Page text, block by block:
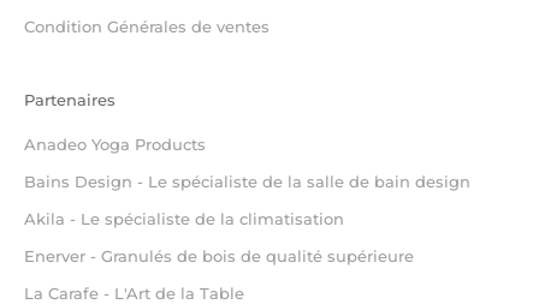
Condition Générales de ventes
Partenaires
Anadeo Yoga Products
Bains Design - Le spécialiste de la salle de bain design
Akila - Le spécialiste de la climatisation
Enerver - Granulés de bois de qualité supérieure
La Carafe - L'Art de la Table